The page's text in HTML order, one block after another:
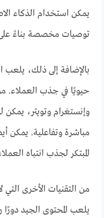
يمكن استخدام الذكاء
توصيات مخصصة بناءً على
بالإضافة إلى ذلك، يلعب
حيويًا في جذب
وإنستغرام وتويتر،
مباشرة وتفاعلية. يمكن
المبتكر لجذب انتباه
من التقنيات الأخرى
يلعب المحتوى الجيد